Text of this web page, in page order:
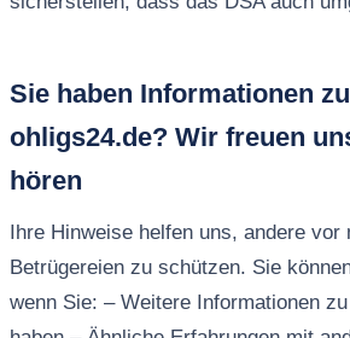
Sie haben Informationen
ohligs24.de? Wir freuen
hören
Ihre Hinweise helfen uns, andere vor
Betrügereien zu schützen. Sie
wenn Sie: – Weitere Informationen